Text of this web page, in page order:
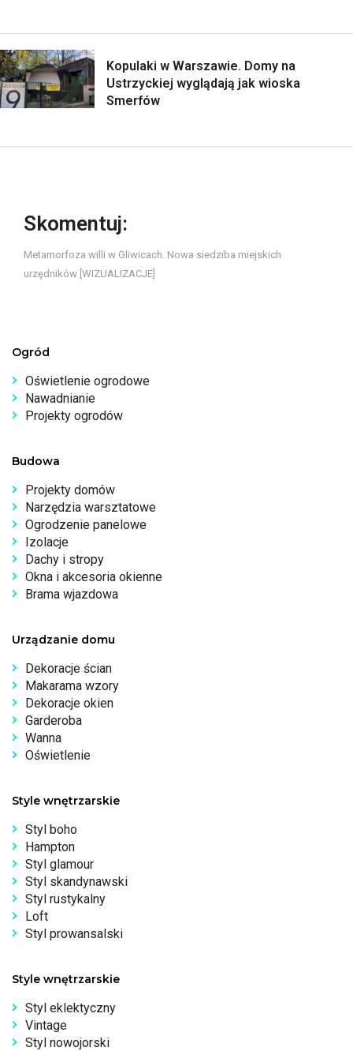
Kopulaki w Warszawie. Domy na
Ustrzyckiej wyglądają jak wioska
Smerfów
Skomentuj:
Metamorfoza willi w Gliwicach. Nowa siedziba miejskich
urzędników [WIZUALIZACJE]
Ogród
Oświetlenie ogrodowe
Nawadnianie
Projekty ogrodów
Budowa
Projekty domów
Narzędzia warsztatowe
Ogrodzenie panelowe
Izolacje
Dachy i stropy
Okna i akcesoria okienne
Brama wjazdowa
Urządzanie domu
Dekoracje ścian
Makarama wzory
Dekoracje okien
Garderoba
Wanna
Oświetlenie
Style wnętrzarskie
Styl boho
Hampton
Styl glamour
Styl skandynawski
Styl rustykalny
Loft
Styl prowansalski
Style wnętrzarskie
Styl eklektyczny
Vintage
Styl nowojorski